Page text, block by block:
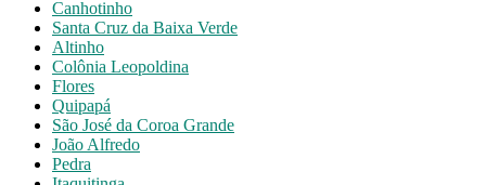
Canhotinho
Santa Cruz da Baixa Verde
Altinho
Colônia Leopoldina
Flores
Quipapá
São José da Coroa Grande
João Alfredo
Pedra